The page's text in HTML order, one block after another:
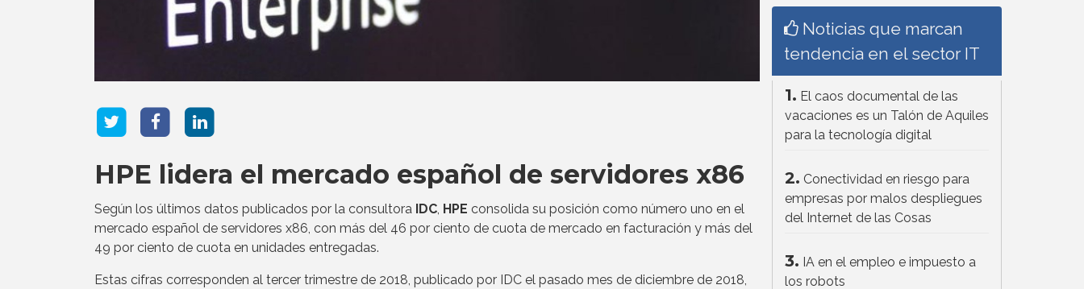
HPE lidera el mercado español de servidores x86
Según los últimos datos publicados por la consultora IDC HPE consolida su posición como número uno en el
mercado español de servidores x86, con más del 46 por ciento de cuota de mercado en facturación y más del
49 por ciento de cuota en unidades entregadas.
Estas cifras corresponden al tercer trimestre de 2018, publicado por IDC el pasado mes de diciembre de 2018,
Noticias que marcan
tendencia en el sector IT
1. El caos documental de las
vacaciones es un Talón de Aquiles
para la tecnología digital
2. Conectividad en riesgo para
empresas por malos despliegues
del Internet de las Cosas
3. IA en el empleo e impuesto a
los robots